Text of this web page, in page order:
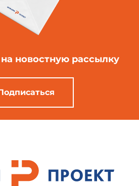
на новостную рассылку